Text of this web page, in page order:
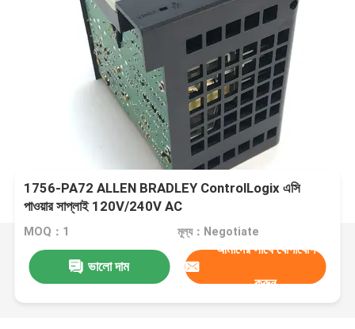
1756-PA72 ALLEN BRADLEY ControlLogix এসি
পাওয়ার সাপ্লাই 120V/240V AC
MOQ：1 মূল্য：Negotiate
ভালো দাম
আমাদের সাথে যোগাযোগ
করুন